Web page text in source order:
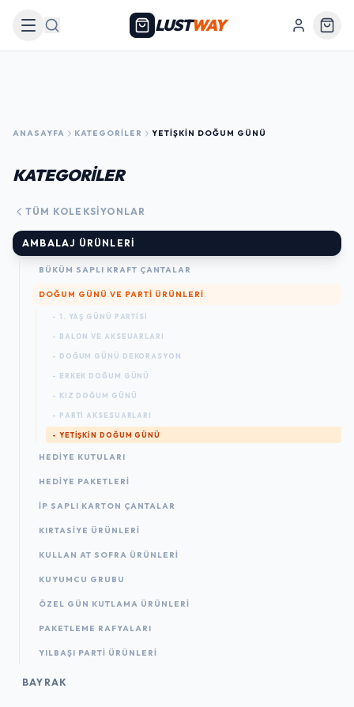
Arama LUSTWAY
ANASAYFA KATEGORILER YETIŞKIN DOĞUM GÜNÜ
KATEGORİLER
TÜM KOLEKSIYONLAR
AMBALAJ ÜRÜNLERI
BÜKÜM SAPLI KRAFT ÇANTALAR
DOĞUM GÜNÜ VE PARTI ÜRÜNLERI
- 1. YAŞ GÜNÜ PARTISI
- BALON VE AKSEUARLARI
- DOĞUM GÜNÜ DEKORASYON
- ERKEK DOĞUM GÜNÜ
- KIZ DOĞUM GÜNÜ
- PARTI AKSESUARLARI
- YETIŞKIN DOĞUM GÜNÜ
HEDIYE KUTULARI
HEDIYE PAKETLERI
İP SAPLI KARTON ÇANTALAR
KIRTASIYE ÜRÜNLERI
KULLAN AT SOFRA ÜRÜNLERI
KUYUMCU GRUBU
ÖZEL GÜN KUTLAMA ÜRÜNLERI
PAKETLEME RAFYALARI
YILBAŞI PARTI ÜRÜNLERI
BAYRAK